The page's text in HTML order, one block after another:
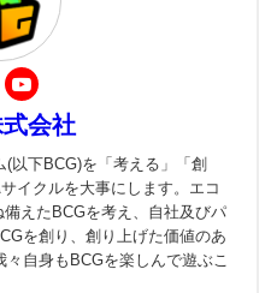
式会社
以下BCG)を「考える」「創
イクルを大事にします。エコ
えたBCGを考え、自社及びパ
を創り、創り上げた価値のあ
自身もBCGを楽しんで遊ぶこ